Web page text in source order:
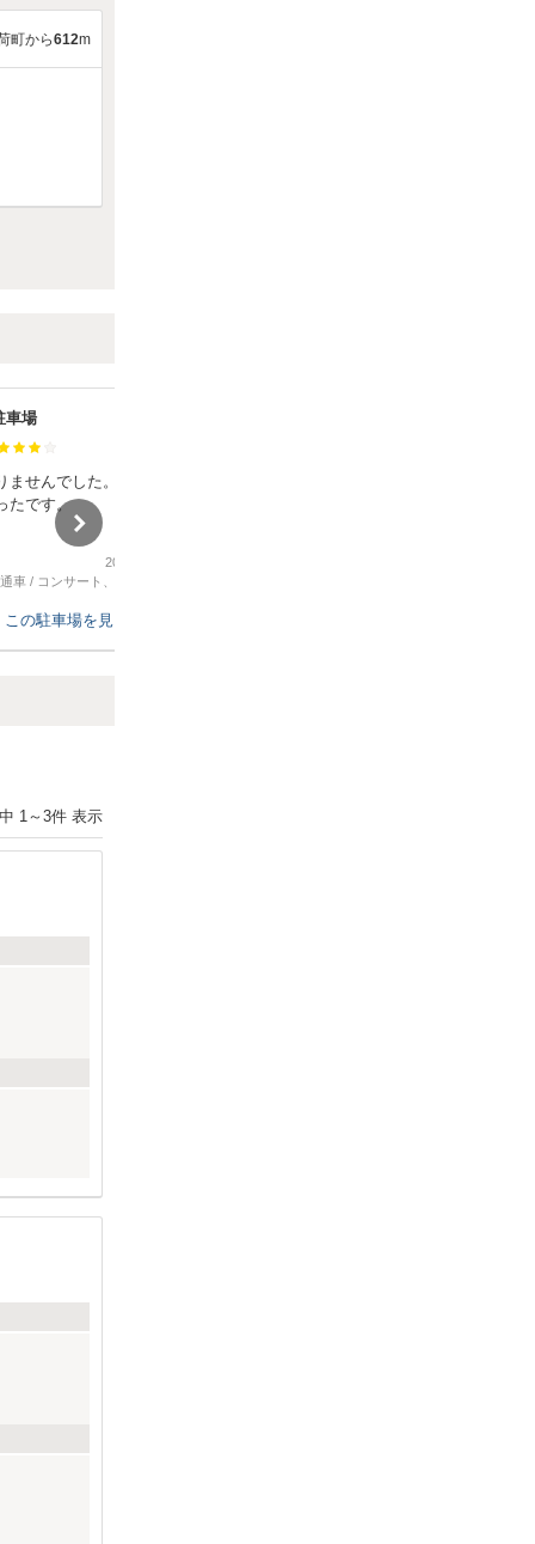
町から612m
車場
ませんでした。
たです。
2026年5月10日
車/ コンサート、スポーツ観戦
この駐車場を見る
1 ～ 3件 表示